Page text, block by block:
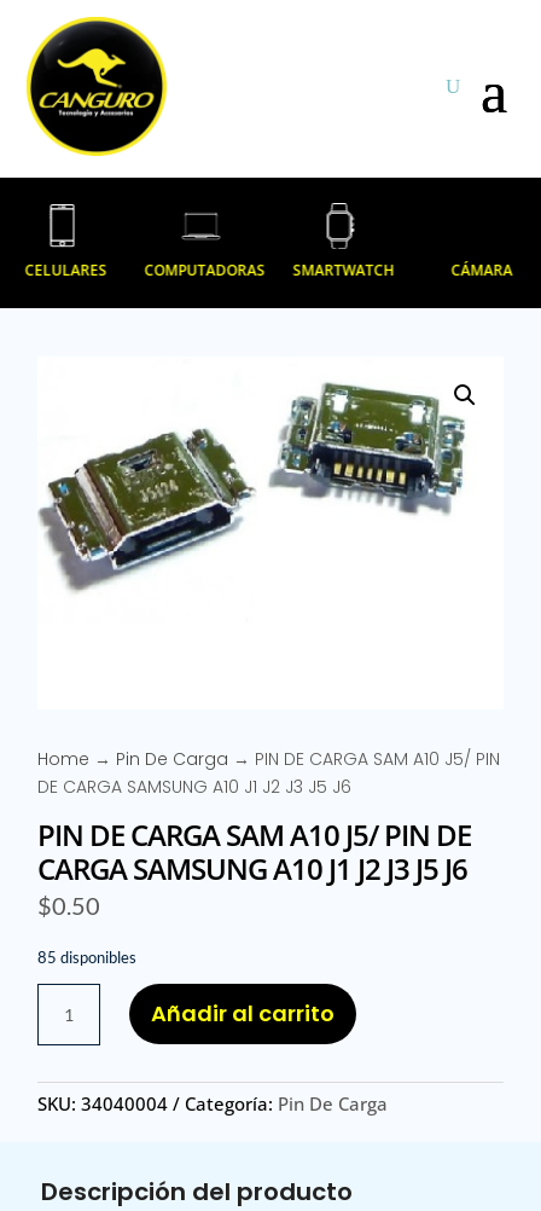
CELULARES COMPUTADORAS SMARTWATCH CÁMARA
Home → Pin De Carga → PIN DE CARGA SAM A10 J5/ PIN
DE CARGA SAMSUNG A10 J1 J2 J3 J5 J6
PIN DE CARGA SAM A10 J5/ PIN DE
CARGA SAMSUNG A10 J1 J2 J3 J5 J6
$0.50
85 disponibles
CARGA
SAM
A10
DE
Añadir al carrito
SKU:34040004 Categoría: Pin De Carga
Descripción del producto